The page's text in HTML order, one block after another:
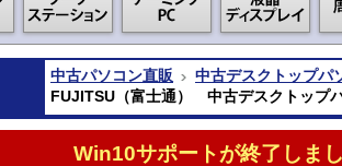
中古パソコン直販 中古デスクトップパ
FUJITSU（富士通） 中古デスクトップ
Win10サポートが終了しま